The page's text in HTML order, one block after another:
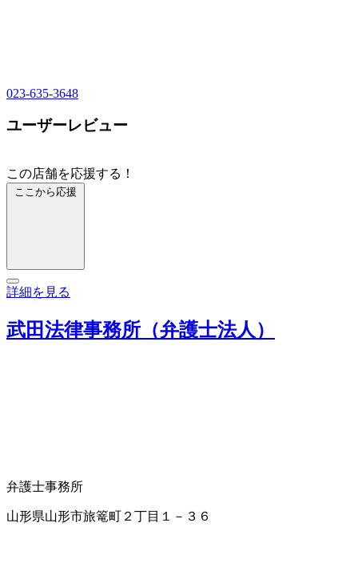
023-635-3648
ユーザーレビュー
この店舗を応援する！
ここから応援
詳細を見る
武田法律事務所（弁護士法人）
弁護士事務所
山形県山形市旅篭町２丁目１－３６